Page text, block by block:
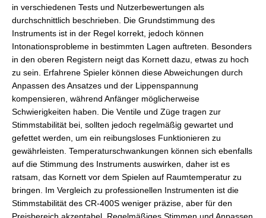
in verschiedenen Tests und Nutzerbewertungen als
durchschnittlich beschrieben. Die Grundstimmung des
Instruments ist in der Regel korrekt, jedoch können
Intonationsprobleme in bestimmten Lagen auftreten. Besonders
in den oberen Registern neigt das Kornett dazu, etwas zu hoch
zu sein. Erfahrene Spieler können diese Abweichungen durch
Anpassen des Ansatzes und der Lippenspannung
kompensieren, während Anfänger möglicherweise
Schwierigkeiten haben. Die Ventile und Züge tragen zur
Stimmstabilität bei, sollten jedoch regelmäßig gewartet und
gefettet werden, um ein reibungsloses Funktionieren zu
gewährleisten. Temperaturschwankungen können sich ebenfalls
auf die Stimmung des Instruments auswirken, daher ist es
ratsam, das Kornett vor dem Spielen auf Raumtemperatur zu
bringen. Im Vergleich zu professionellen Instrumenten ist die
Stimmstabilität des CR-400S weniger präzise, aber für den